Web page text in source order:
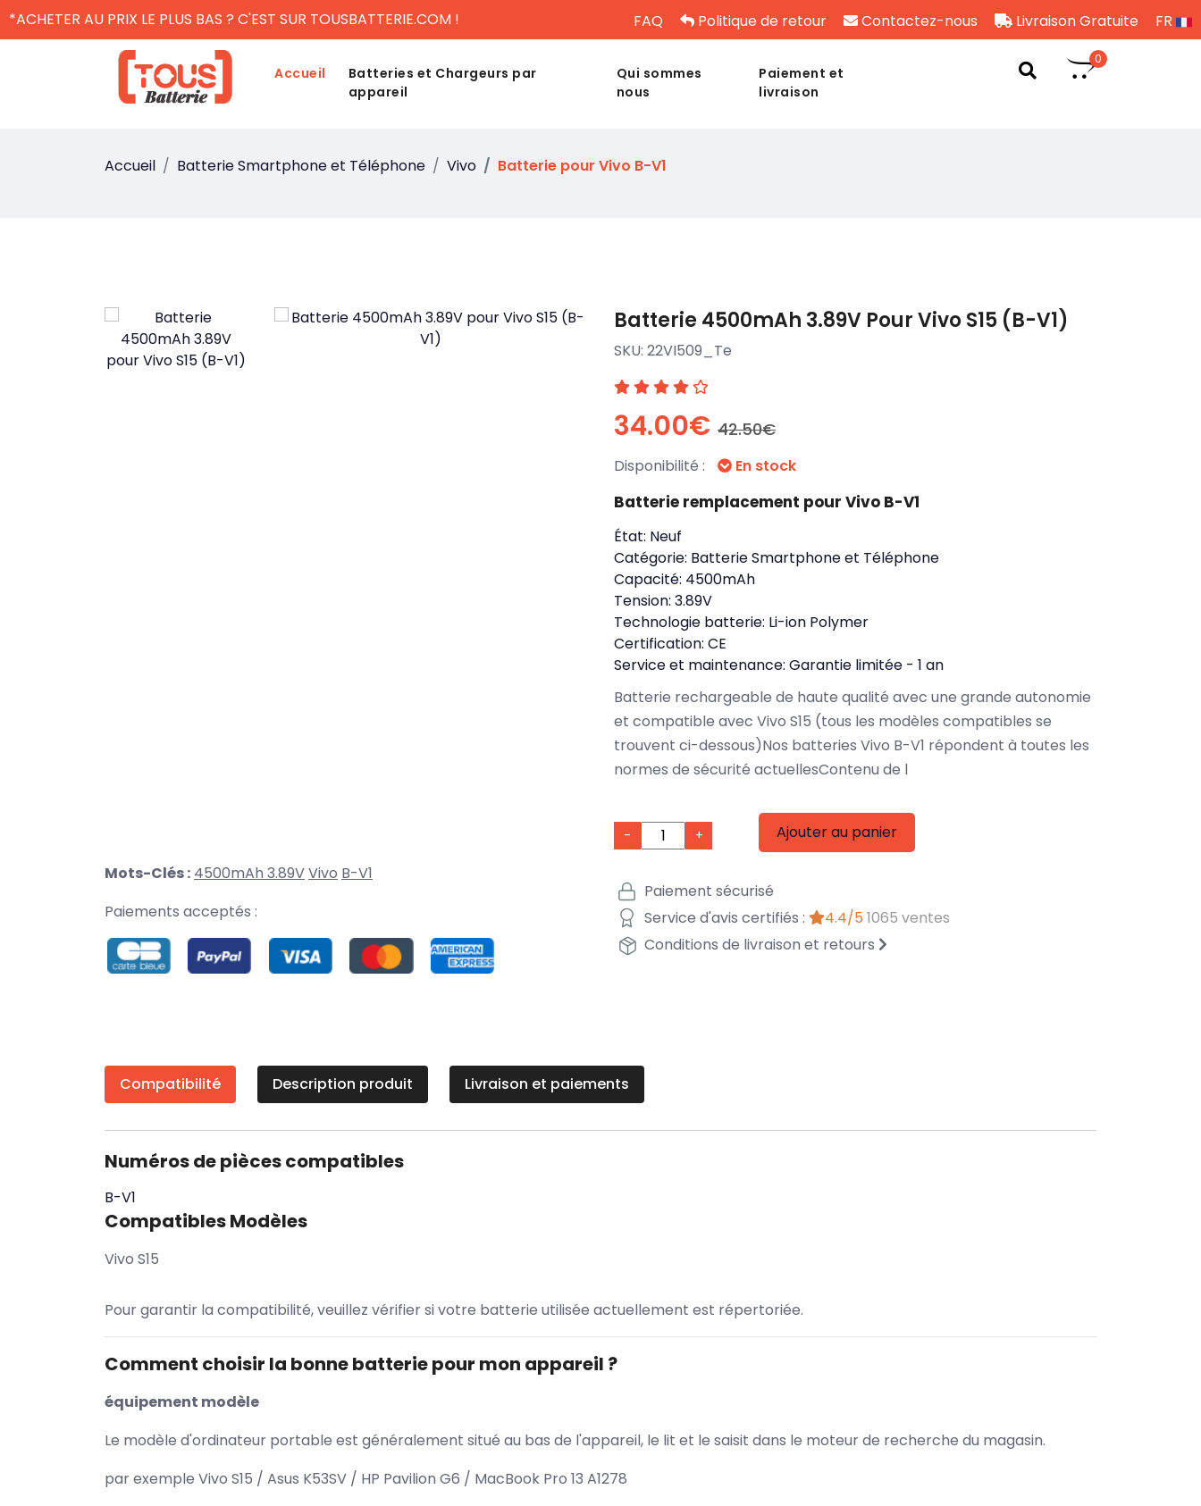
*ACHETER AU PRIX LE PLUS BAS ? C'EST SUR TOUSBATTERIE.COM ! FAQ Politique de retour Contactez-nous Livraison Gratuite FR
Accueil
Batteries et Chargeurs par
appareil
Qui sommes
nous
Paiement et
livraison
0
Accueil Batterie Smartphone et Téléphone Vivo Batterie pour Vivo B-V1
Mots-Clés : 4500mAh 3.89VVivo B-V1
Paiements acceptés :
Batterie 4500mAh 3.89V Pour Vivo S15 (B-V1)
SKU: 22VI509_Te
34.00€ 42.50€
Disponibilité : En stock
Batterie remplacement pour Vivo B-V1
État: Neuf
Catégorie: Batterie Smartphone et Téléphone
Capacité: 4500mAh
Tension: 3.89V
Technologie batterie: Li-ion Polymer
Certification: CE
Service et maintenance: Garantie limitée - 1 an
Batterie rechargeable de haute qualité avec une grande autonomie
et compatible avec Vivo S15 (tous les modèles compatibles se
trouvent ci-dessous)Nos batteries Vivo B-V1 répondent à toutes les
normes de sécurité actuellesContenu de l
- + Ajouter au panier
Paiement sécurisé
Service d'avis certifiés :
4.4/5 1065 ventes
Conditions de livraison et retours
Compatibilité Description produit Livraison et paiements
Numéros de pièces compatibles
B-V1
Compatibles Modèles
Vivo S15
Pour garantir la compatibilité, veuillez vérifier si votre batterie utilisée actuellement est répertoriée.
Comment choisir la bonne batterie pour mon appareil ?
équipement modèle
Le modèle d'ordinateur portable est généralement situé au bas de l'appareil, le lit et le saisit dans le moteur de recherche du magasin.
par exemple Vivo S15 / Asus K53SV / HP Pavilion G6 / MacBook Pro 13 A1278